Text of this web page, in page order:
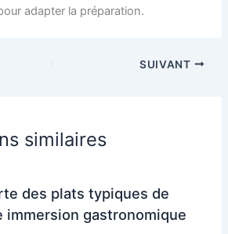
adapter la préparation.
SUIVANT
similaires
des plats typiques de
immersion gastronomique